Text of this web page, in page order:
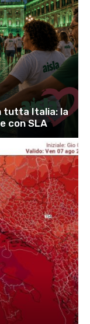
tutta Italia: la
con SLA